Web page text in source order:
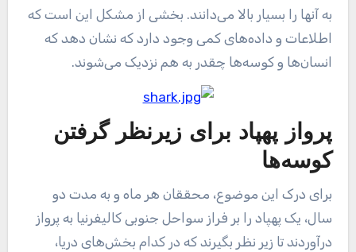
به آنها را بسیار بالا می‌دانند. بخشی از مشکل این است که
اطلاعات و داده‌های کمی وجود دارد که نشان دهد که
انسان‌ها و کوسه‌ها چقدر به هم نزدیک می‌شوند.
پرواز پهپاد برای زیرنظر گرفتن
کوسه‌ها
برای درک این موضوع، محققان هر ماه و به مدت دو
سال، یک پهپاد را بر فراز سواحل جنوبی کالیفرنیا به پرواز
درآوردند تا زیر نظر بگیرند که در کدام بخش‌های دریا،